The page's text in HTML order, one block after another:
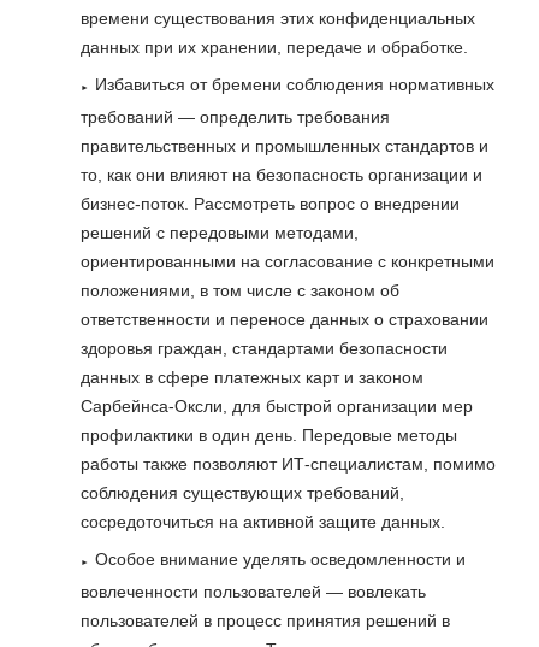
времени существования этих конфиденциальных
данных при их хранении, передаче и обработке.
Избавиться от бремени соблюдения нормативных
требований — определить требования
правительственных и промышленных стандартов и
то, как они влияют на безопасность организации и
бизнес-поток. Рассмотреть вопрос о внедрении
решений с передовыми методами,
ориентированными на согласование с конкретными
положениями, в том числе с законом об
ответственности и переносе данных о страховании
здоровья граждан, стандартами безопасности
данных в сфере платежных карт и законом
Сарбейнса-Оксли, для быстрой организации мер
профилактики в один день. Передовые методы
работы также позволяют ИТ-специалистам, помимо
соблюдения существующих требований,
сосредоточиться на активной защите данных.
Особое внимание уделять осведомленности и
вовлеченности пользователей — вовлекать
пользователей в процесс принятия решений в